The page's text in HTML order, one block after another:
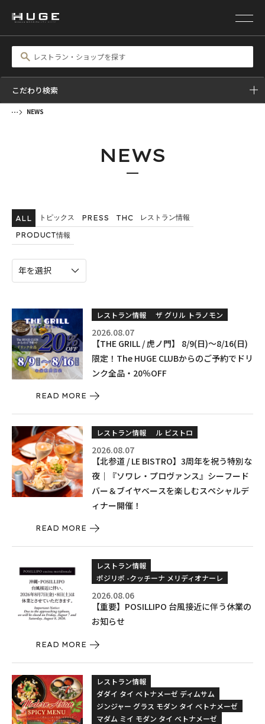
こだわり検索
NEWS
NEWS
ALL トピックス PRESS THC
レストラン情報
PRODUCT情報
レストラン情報 ザ グリル トラノモン
2026.08.07
【THE GRILL / 虎ノ門】 8/9(日)〜8/16(日)
限定！The HUGE CLUBからのご予約でドリ
ンク全品・20％OFF
READ MORE
レストラン情報 ル ビストロ
2026.08.07
【北参道 / LE BISTRO】3周年を祝う特別な
夜｜『ソワレ・プロヴァンス』シーフード
バー＆ブイヤベースを楽しむスペシャルデ
ィナー開催！
READ MORE
レストラン情報
ポジリポ -クッチーナ メリディオナーレ
2026.08.06
【重要】POSILLIPO 台風接近に伴う休業の
お知らせ
READ MORE
レストラン情報
ダダイ タイ ベトナメーゼ ディムサム
ジンジャー グラス モダン タイ ベトナメーゼ
マダム ミイ モダン タイ ベトナメーゼ